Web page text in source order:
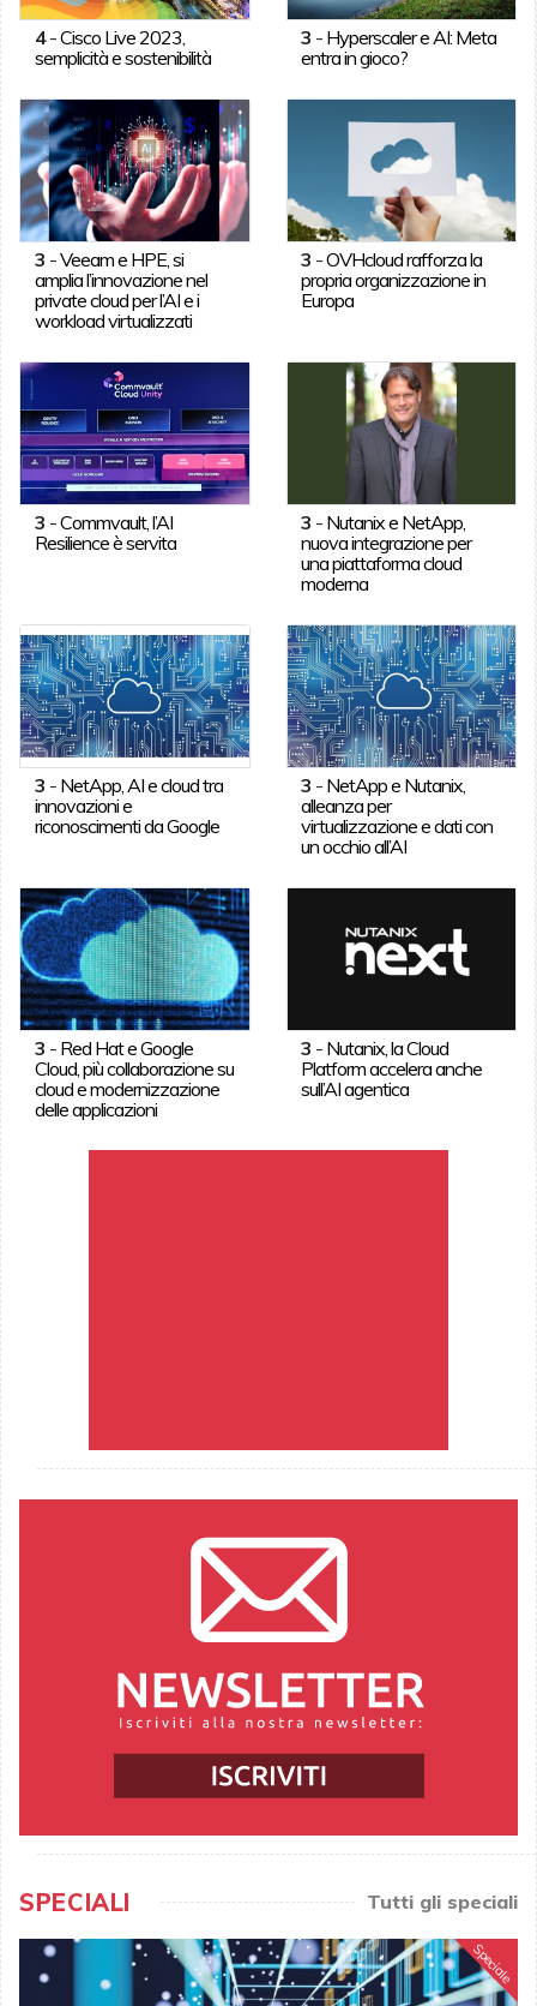
4-Cisco Live 2023,
semplicità e sostenibilità
3 - Hyperscaler e AI: Meta
entra in gioco?
3 -Veeam e HPE, si
amplia l’innovazione nel
private cloud per l’AI e i
workload virtualizzati
3 -OVHcloud rafforza la
propria organizzazione in
Europa
3 -Commvault, l’AI
Resilience è servita
3 - Nutanix e NetApp,
nuova integrazione per
una piattaforma cloud
moderna
3 - NetApp, AI e cloud tra
innovazioni e
riconoscimenti da Google
3 - NetApp e Nutanix,
alleanza per
virtualizzazione e dati con
un occhio all’AI
3 - Red Hat e Google
Cloud, più collaborazione su
cloud e modernizzazione
delle applicazioni
3 - Nutanix, la Cloud
Platform accelera anche
sull’AI agentica
SPECIALI Tutti gli speciali
Speciale